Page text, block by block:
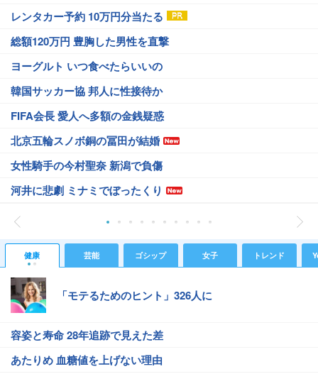
レンタカー予約 10万円分当たる
総額120万円 豊胸した男性を直撃
ヨーグルト いつ食べたらいいの
韓国サッカー協 邦人に性接待か
FIFA会長 愛人へ多額の金銭疑惑
北京五輪スノボ銅の冨田が結婚
女性騎手の今村聖奈 新潟で負傷
河井に悲劇 ミナミでぼったくり
健康 芸能 ゴシップ 女子 トレンド
「モテるためのヒント」326人に
容姿と寿命 28年追跡で見えた差
あたりめ 血糖値を上げない理由